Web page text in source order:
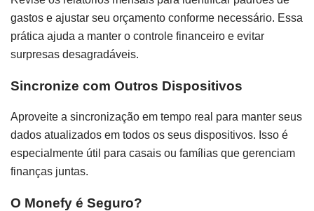
gastos e ajustar seu orçamento conforme necessário. Essa
prática ajuda a manter o controle financeiro e evitar
surpresas desagradáveis.
Sincronize com Outros Dispositivos
Aproveite a sincronização em tempo real para manter seus
dados atualizados em todos os seus dispositivos. Isso é
especialmente útil para casais ou famílias que gerenciam
finanças juntas.
O Monefy é Seguro?